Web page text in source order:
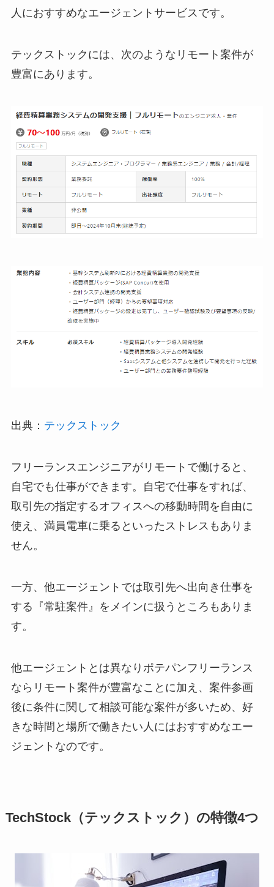
人におすすめなエージェントサービスです。
テックストックには、次のようなリモート案件が
豊富にあります。
出典： テックストック
フリーランスエンジニアがリモートで働けると、
自宅でも仕事ができます。自宅で仕事をすれば、
取引先の指定するオフィスへの移動時間を自由に
使え、満員電車に乗るといったストレスもありま
せん。
一方、他エージェントでは取引先へ出向き仕事を
する『常駐案件』をメインに扱うところもありま
す。
他エージェントとは異なりポテパンフリーランス
ならリモート案件が豊富なことに加え、案件参画
後に条件に関して相談可能な案件が多いため、好
きな時間と場所で働きたい人にはおすすめなエー
ジェントなのです。
TechStock（テックストック）の特徴4つ